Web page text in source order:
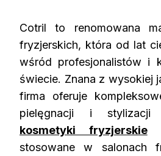
Cotril to renomowana
fryzjerskich, która od lat
wśród profesjonalistów i
świecie. Znana z wysokiej
firma oferuje
pielęgnacji i stylizacji
kosmetyki fryzjerskie
stosowane w salonach